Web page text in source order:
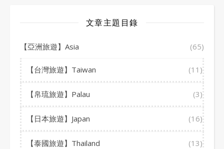
文章主題目錄
【亞洲旅遊】Asia (65)
【台灣旅遊】Taiwan (11)
【帛琉旅遊】Palau (3)
【日本旅遊】Japan (16)
【泰國旅遊】Thailand (13)